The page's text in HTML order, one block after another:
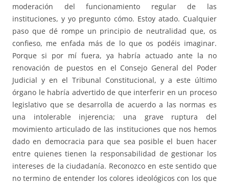
moderación del funcionamiento regular de las
instituciones, y yo pregunto cómo. Estoy atado. Cualquier
paso que dé rompe un principio de neutralidad que, os
confieso, me enfada más de lo que os podéis imaginar.
Porque si por mí fuera, ya habría actuado ante la no
renovación de puestos en el Consejo General del Poder
Judicial y en el Tribunal Constitucional, y a este último
órgano le habría advertido de que interferir en un proceso
legislativo que se desarrolla de acuerdo a las normas es
una intolerable injerencia; una grave ruptura del
movimiento articulado de las instituciones que nos hemos
dado en democracia para que sea posible el buen hacer
entre quienes tienen la responsabilidad de gestionar los
intereses de la ciudadanía. Reconozco en este sentido que
no termino de entender los colores ideológicos con los que